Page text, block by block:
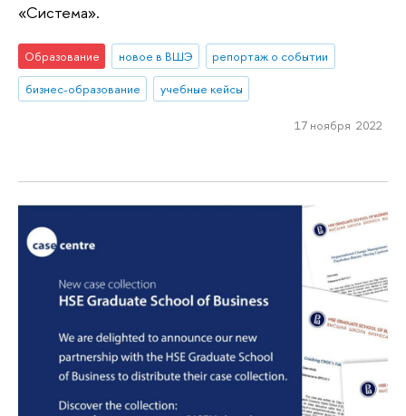
«Система».
Образование новое в ВШЭ
репортаж о событии
бизнес-образование
учебные кейсы
17 ноября 2022